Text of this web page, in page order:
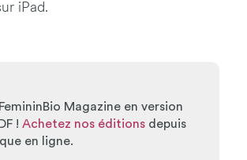
iPad.
Magazine en version
! Achetez nos éditions depuis
en ligne.